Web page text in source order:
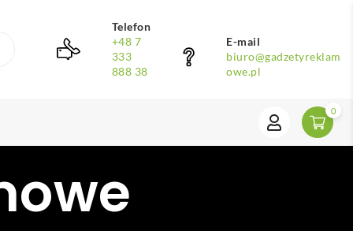
Telefon
+48 7
333
888 38
E-mail
biuro@gadzetyreklam
owe.pl
0